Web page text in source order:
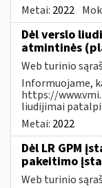
Metai: 2022
Dėl verslo
atmintinės
Web turinio
Informuojame,
https://
liudijimai
Metai: 2022
Dėl LR GPM
pakeitimo
Web turinio